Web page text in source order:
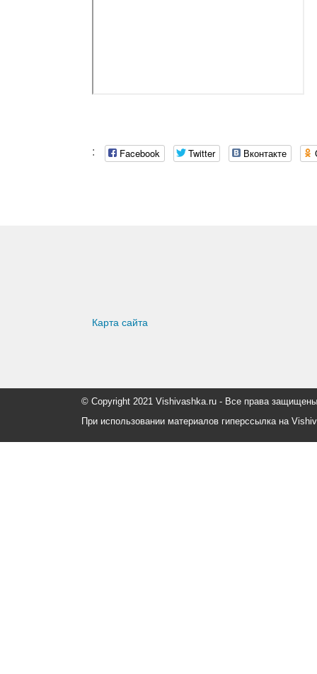
: Facebook Twitter Вконтакте
Карта сайта
© Copyright 2021 Vishivashka.ru - Все права
При использовании материалов гиперссылка на